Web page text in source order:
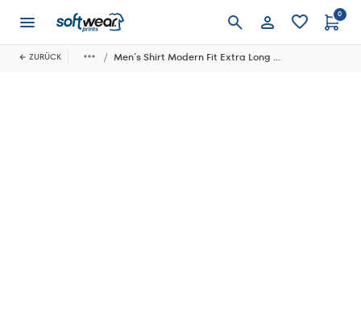
Anmelden
0
ZURÜCK Men´s Shirt Modern Fit Extra Long Sleeve